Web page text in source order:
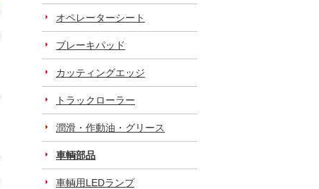
オペレーターシート
ブレーキパッド
カッティングエッジ
トラックローラー
潤滑・作動油・グリース
車輌部品
車輌用LEDランプ